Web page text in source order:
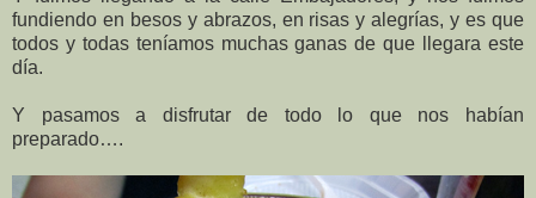
fundiendo en besos y abrazos, en risas y alegrías, y es que
todos y todas teníamos muchas ganas de que llegara este
día.
Y pasamos a disfrutar de todo lo que nos habían
preparado….